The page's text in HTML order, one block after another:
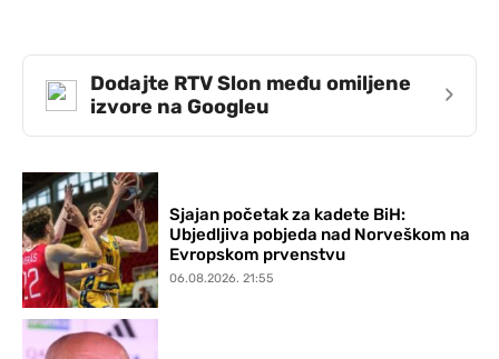
Dodajte RTV Slon među omiljene
izvore na Googleu
›
Sjajan početak za kadete BiH:
Ubjedljiva pobjeda nad Norveškom na
Evropskom prvenstvu
06.08.2026. 21:55